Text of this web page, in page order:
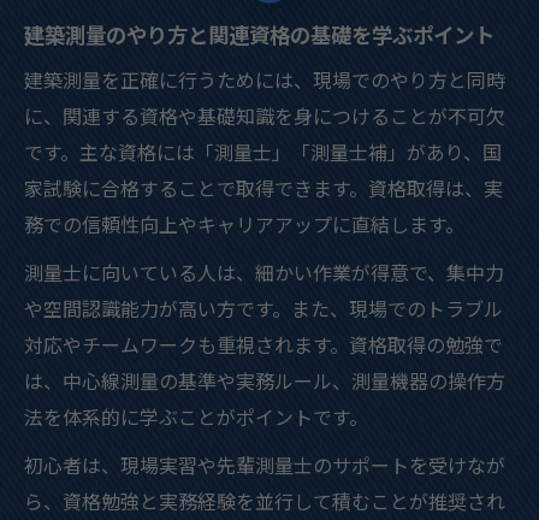
建築測量のやり方と関連資格の基礎を学ぶポイント
建築測量を正確に行うためには、現場でのやり方と同時
に、関連する資格や基礎知識を身につけることが不可欠
です。主な資格には「測量士」「測量士補」があり、国
家試験に合格することで取得できます。資格取得は、実
務での信頼性向上やキャリアアップに直結します。
測量士に向いている人は、細かい作業が得意で、集中力
や空間認識能力が高い方です。また、現場でのトラブル
対応やチームワークも重視されます。資格取得の勉強で
は、中心線測量の基準や実務ルール、測量機器の操作方
法を体系的に学ぶことがポイントです。
初心者は、現場実習や先輩測量士のサポートを受けなが
ら、資格勉強と実務経験を並行して積むことが推奨され